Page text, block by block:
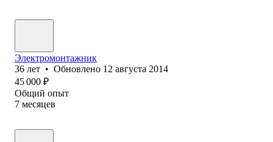
Электромонтажник
36 лет • Обновлено 12 августа 2014
45 000 ₽
Общий опыт
7 месяцев